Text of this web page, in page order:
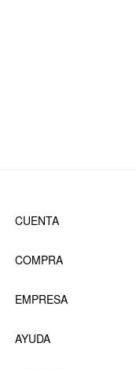
CUENTA
COMPRA
EMPRESA
AYUDA